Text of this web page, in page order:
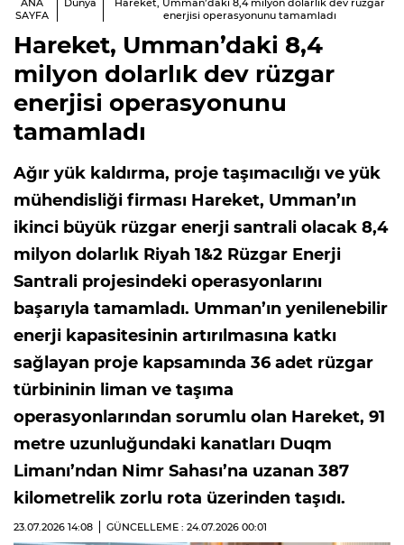
SAYFA
enerjisi operasyonunu tamamladı
Hareket, Umman’daki 8,4
milyon dolarlık dev rüzgar
enerjisi operasyonunu
tamamladı
Ağır yük kaldırma, proje taşımacılığı ve yük
mühendisliği firması Hareket, Umman’ın
ikinci büyük rüzgar enerji santrali olacak 8,4
milyon dolarlık Riyah 1&2 Rüzgar Enerji
Santrali projesindeki operasyonlarını
başarıyla tamamladı. Umman’ın yenilenebilir
enerji kapasitesinin artırılmasına katkı
sağlayan proje kapsamında 36 adet rüzgar
türbininin liman ve taşıma
operasyonlarından sorumlu olan Hareket, 91
metre uzunluğundaki kanatları Duqm
Limanı’ndan Nimr Sahası’na uzanan 387
kilometrelik zorlu rota üzerinden taşıdı.
23.07.2026 14:08 GÜNCELLEME : 24.07.2026 00:01